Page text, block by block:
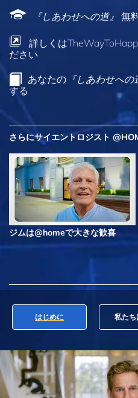
『しあわせへの道』 無
詳しくは
ださい
あなたの 『しあわせへの
する
さらにサイエントロジスト
ジムは@homeで大きな歓喜
はじめに 私たち